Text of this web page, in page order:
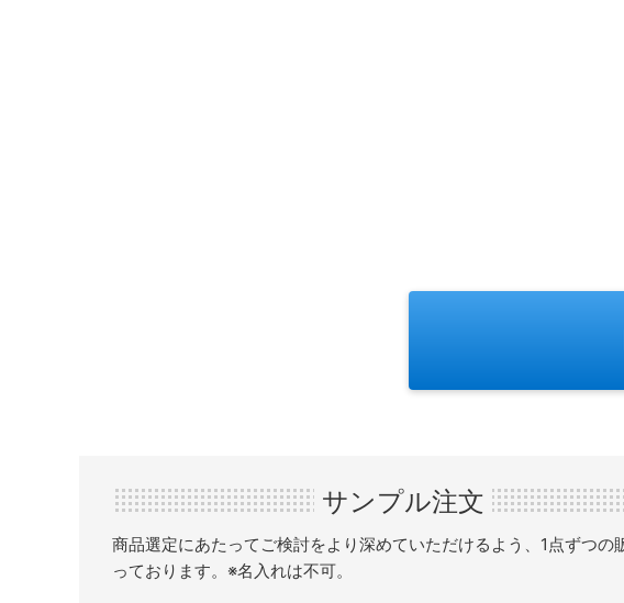
サンプル注文
商品選定にあたってご検討をより深めていただけるよう、1点ずつの
っております。※名入れは不可。